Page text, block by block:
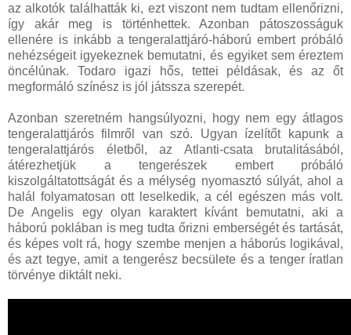
az alkotók találhatták ki, ezt viszont nem tudtam ellenőrizni,
így akár meg is történhettek. Azonban pátoszosságuk
ellenére is inkább a tengeralattjáró-háború embert próbáló
nehézségeit igyekeznek bemutatni, és egyiket sem éreztem
öncélúnak. Todaro igazi hős, tettei példásak, és az őt
megformáló színész is jól játssza szerepét.
Azonban szeretném hangsúlyozni, hogy nem egy átlagos
tengeralattjárós filmről van szó. Ugyan ízelítőt kapunk a
tengeralattjárós életből, az Atlanti-csata brutalitásából,
átérezhetjük a tengerészek embert próbáló
kiszolgáltatottságát és a mélység nyomasztó súlyát, ahol a
halál folyamatosan ott leselkedik, a cél egészen más volt.
De Angelis egy olyan karaktert kívánt bemutatni, aki a
háború poklában is meg tudta őrizni emberségét és tartását,
és képes volt rá, hogy szembe menjen a háborús logikával,
és azt tegye, amit a tengerész becsülete és a tenger íratlan
törvénye diktált neki.